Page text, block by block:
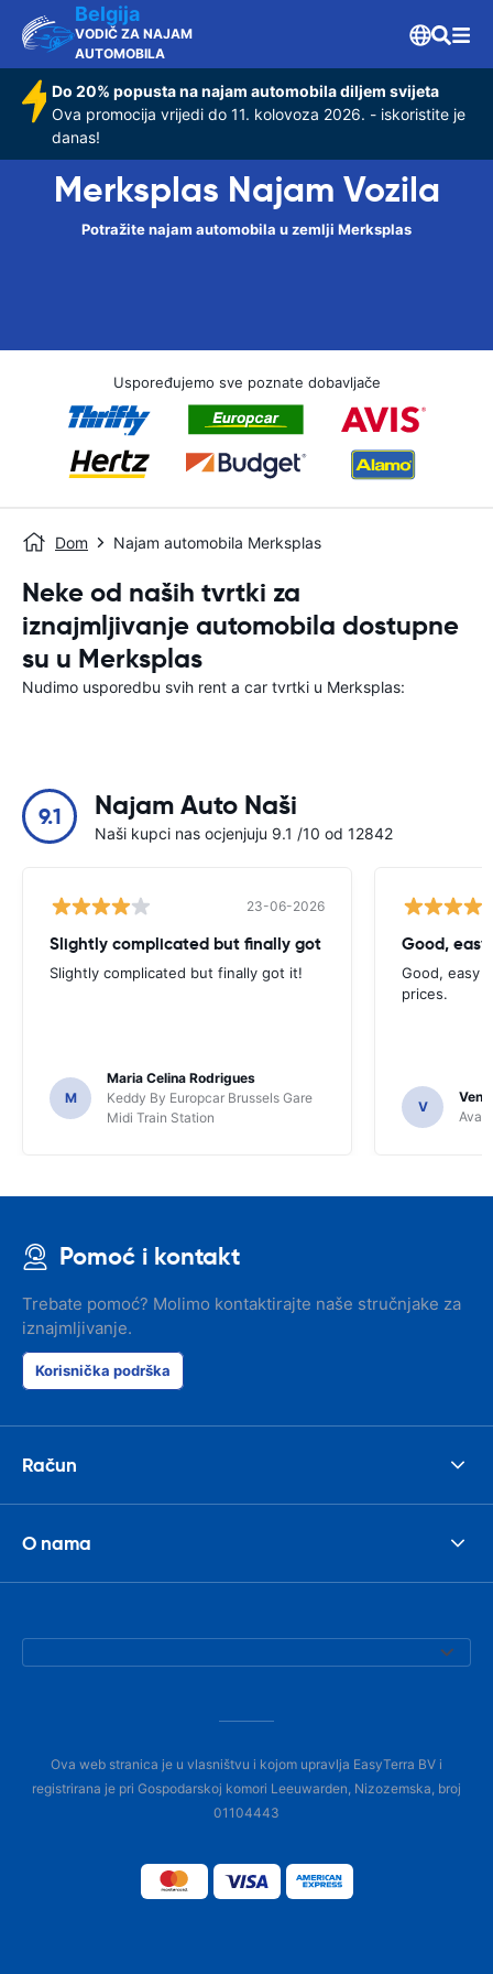
Belgija
VODIČ ZA NAJAM
AUTOMOBILA
Do 20% popusta na najam automobila diljem svijeta
Ova promocija vrijedi do 11. kolovoza 2026. - iskoristite je
danas!
Merksplas Najam Vozila
Potražite najam automobila u zemlji Merksplas
Uspoređujemo sve poznate dobavljače
Dom Najam automobila Merksplas
Neke od naših tvrtki za
iznajmljivanje automobila dostupne
su u Merksplas
Nudimo usporedbu svih rent a car tvrtki u Merksplas:
9.1 Najam Auto Naši
Naši kupci nas ocjenjuju 9.1 /10 od 12842
23-06-2026
Slightly complicated but finally got
Slightly complicated but finally got it!
M
Maria Celina Rodrigues
Keddy By Europcar Brussels Gare
Midi Train Station
Good,
Good, easy
prices.
V
Pomoć i kontakt
Trebate pomoć? Molimo kontaktirajte naše stručnjake za
iznajmljivanje.
Korisnička podrška
Račun
O nama
Ova web stranica je u vlasništvu i kojom upravlja EasyTerra BV i
registrirana je pri Gospodarskoj komori Leeuwarden, Nizozemska, broj
01104443